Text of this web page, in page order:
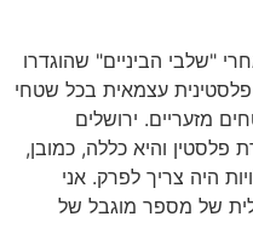
"שלבי הביניים" שהוגדרו
עצמאית בכל שטחי
מזעריים. ירושלים
פלסטין והיא כללה, כמובן,
היה צריך לפרק. אני
של מספר מוגבל של